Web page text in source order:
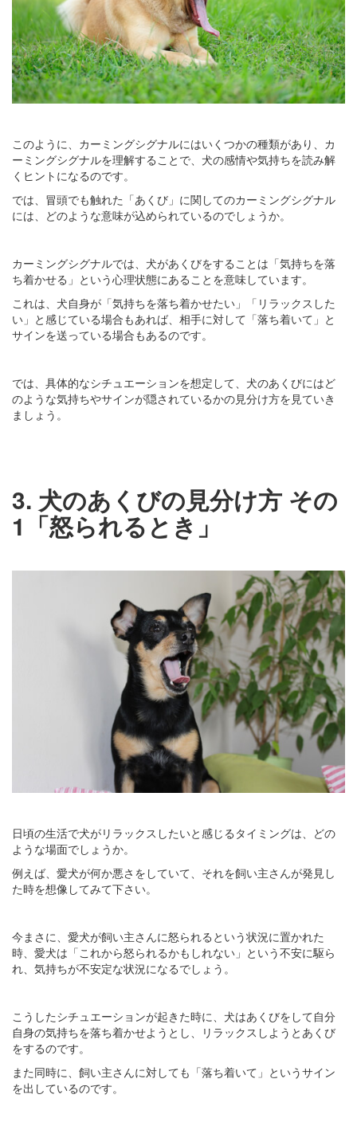
このように、カーミングシグナルにはいくつかの種類があり、カ
ーミングシグナルを理解することで、犬の感情や気持ちを読み解
くヒントになるのです。
では、冒頭でも触れた「あくび」に関してのカーミングシグナル
には、どのような意味が込められているのでしょうか。
カーミングシグナルでは、犬があくびをすることは「気持ちを落
ち着かせる」という心理状態にあることを意味しています。
これは、犬自身が「気持ちを落ち着かせたい」「リラックスした
い」と感じている場合もあれば、相手に対して「落ち着いて」と
サインを送っている場合もあるのです。
では、具体的なシチュエーションを想定して、犬のあくびにはど
のような気持ちやサインが隠されているかの見分け方を見ていき
ましょう。
3. 犬のあくびの見分け方 その
1「怒られるとき」
日頃の生活で犬がリラックスしたいと感じるタイミングは、どの
ような場面でしょうか。
例えば、愛犬が何か悪さをしていて、それを飼い主さんが発見し
た時を想像してみて下さい。
今まさに、愛犬が飼い主さんに怒られるという状況に置かれた
時、愛犬は「これから怒られるかもしれない」という不安に駆ら
れ、気持ちが不安定な状況になるでしょう。
こうしたシチュエーションが起きた時に、犬はあくびをして自分
自身の気持ちを落ち着かせようとし、リラックスしようとあくび
をするのです。
また同時に、飼い主さんに対しても「落ち着いて」というサイン
を出しているのです。